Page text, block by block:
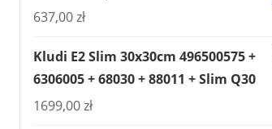
637,00zł
Kludi E2 Slim 30x30cm 496500575 +
6306005 + 68030 + 88011 + Slim Q30
1699,00zł